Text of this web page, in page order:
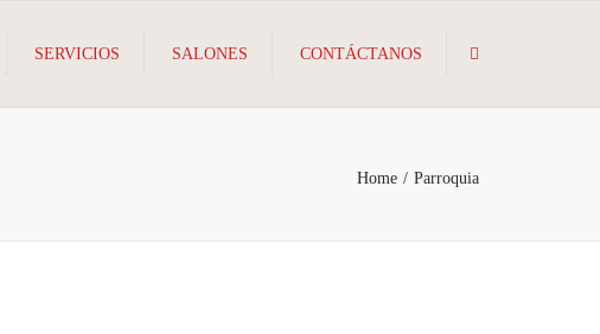
SERVICIOS SALONES CONTÁCTANOS
Home Parroquia